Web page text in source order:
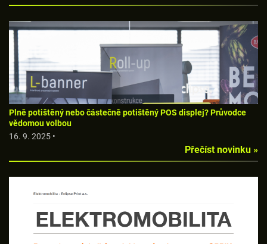
Plně potištěný nebo částečně potištěný POS displej? Průvodce
vědomou volbou
16. 9. 2025 •
Přečíst novinku »